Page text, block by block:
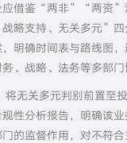
应借鉴“两非”“两资”清
略支持、无关多元”
确时间表与路线图
、战略、法务等多部
将无关多元判别前置至
性分析报告，明确该
的监督作用，对不符